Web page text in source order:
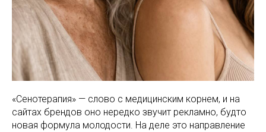
«Сенотерапия» — слово с медицинским корнем, и на
сайтах брендов оно нередко звучит рекламно, будто
новая формула молодости. На деле это направление